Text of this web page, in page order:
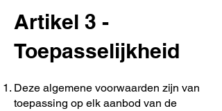
Artikel 3 -
Toepasselijkheid
Deze algemene voorwaarden zijn van
toepassing op elk aanbod van de